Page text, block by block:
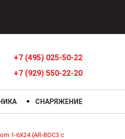
+7 (495) 025-50-22
+7 (929) 550-22-20
СНАРЯЖЕНИЕ
1-6X24 (AR-BDC3 с